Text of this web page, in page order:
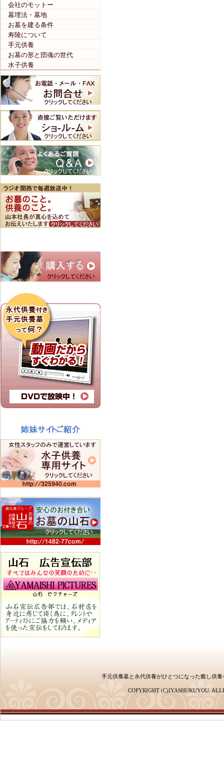
会社のモットー
墓埋法・墓地
お墓を建る条件
寿陵について
手元供養
お墓の形と団魂の世代
水子供養
手元供養墓と永代供養がひとつになった癒し供
COPYRIGHT (C)IYASHUKUYOU.